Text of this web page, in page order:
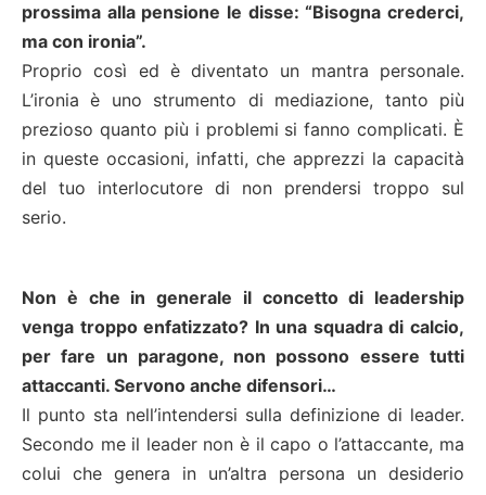
prossima alla pensione le disse: “Bisogna crederci,
ma con ironia”.
Proprio così ed è diventato un mantra personale.
L’ironia è uno strumento di mediazione, tanto più
prezioso quanto più i problemi si fanno complicati. È
in queste occasioni, infatti, che apprezzi la capacità
del tuo interlocutore di non prendersi troppo sul
serio.
Non è che in generale il concetto di leadership
venga troppo enfatizzato? In una squadra di calcio,
per fare un paragone, non possono essere tutti
attaccanti. Servono anche difensori…
Il punto sta nell’intendersi sulla definizione di leader.
Secondo me il leader non è il capo o l’attaccante, ma
colui che genera in un’altra persona un desiderio